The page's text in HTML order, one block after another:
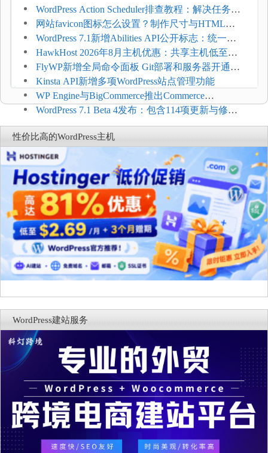
WordPress Action Scheduler排查教程：解决任务积
压和订单延迟
网站favicon图标怎么设置？制作尺寸与HTML添
加方法
WordPress 7.1新增Abilities API公开标志：统一支
持REST API、MCP与AI代理
HawkHost 2026年8月主机优惠：共享主机低至
$2.61/月，高性能主机同步折扣
FlyWP新增全局命令面板 Git部署和服务器开通更
方便
Kinsta API新增多项WordPress站点管理功能
WP Engine与BigCommerce推出Commerce
Connect：WordPress商店可保留前台体验并扩展电
商能力
WordPress 7.1 Beta 4发布：包含114项更新与修
复，仅建议在测试环境体验
性价比高的WordPress主机
WordPress建站服务